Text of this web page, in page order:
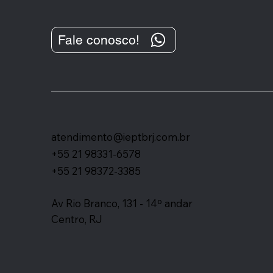
ESTADO DO RIO JÁ FAZ
INTIMAÇÃO ELETRÔNICA
Fale conosco!
atendimento@ieptbrj.com.br
+55 21 98331-6578
+55 21 98372-3385
Av Rio Branco, 131 - 14º andar
Centro, RJ